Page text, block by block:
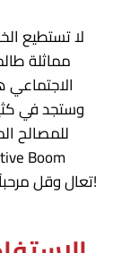
لا تستطيع
مماثلة
الاجتماعي
وستجد في
للمصالح
الخاصة بها: The Studio. تعال وقل مرحباً: نود أن نكون!